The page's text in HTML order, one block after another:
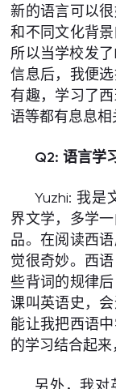
新的语言可以
和不同文化背
所以当学校发
信息后，我便
有趣，学习了
语等都有息息相
Q2: 语言学
Yuzhi: 我是
界文学，多学
品。在阅读西
觉很奇妙。西
些背词的规律
课叫英语史，
能让我把西语
的学习结合起来
另外，我对